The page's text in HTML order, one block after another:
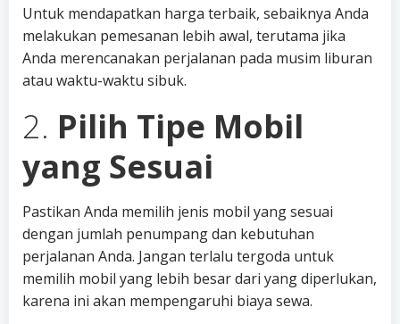
Untuk mendapatkan harga terbaik, sebaiknya Anda
melakukan pemesanan lebih awal, terutama jika
Anda merencanakan perjalanan pada musim liburan
atau waktu-waktu sibuk.
2. Pilih Tipe Mobil
yang Sesuai
Pastikan Anda memilih jenis mobil yang sesuai
dengan jumlah penumpang dan kebutuhan
perjalanan Anda. Jangan terlalu tergoda untuk
memilih mobil yang lebih besar dari yang diperlukan,
karena ini akan mempengaruhi biaya sewa.